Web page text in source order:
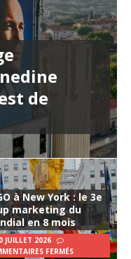
de
à New York : le 3e
marketing du
en 8 mois
JUILLET 2026
FERMÉS